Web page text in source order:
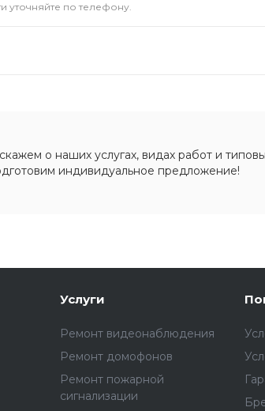
уточняйте по телефону.
о наших услугах, видах работ и
индивидуальное предложение!
Услуги
Ремонт видеонаблюдения
Ремонт домофонов
Ремонт пожарной
сигнализации